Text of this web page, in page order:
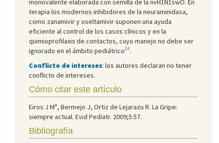
terapia los modernos inhibidores de la neuraminidasa,
como zanamivir y oseltamivir suponen una ayuda
eficiente al control de los casos clínicos y en la
quimioprofilaxis de contactos, cuyo manejo no debe ser
ignorado en el ámbito pediátrico24.
Conflicto de intereses: los autores declaran no tener
conflicto de intereses.
Cómo citar este artículo
Eiros J Mª, Bermejo J, Ortiz de Lejarazu R. La Gripe:
siempre actual. Evid Pediatr. 2009;5:57.
Bibliografía